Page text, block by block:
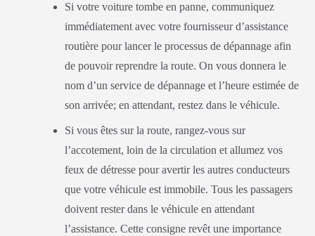
Si votre voiture tombe en panne, communiquez
immédiatement avec votre fournisseur d’assistance
routière pour lancer le processus de dépannage afin
de pouvoir reprendre la route. On vous donnera le
nom d’un service de dépannage et l’heure estimée de
son arrivée; en attendant, restez dans le véhicule.
Si vous êtes sur la route, rangez-vous sur
l’accotement, loin de la circulation et allumez vos
feux de détresse pour avertir les autres conducteurs
que votre véhicule est immobile. Tous les passagers
doivent rester dans le véhicule en attendant
l’assistance. Cette consigne revêt une importance